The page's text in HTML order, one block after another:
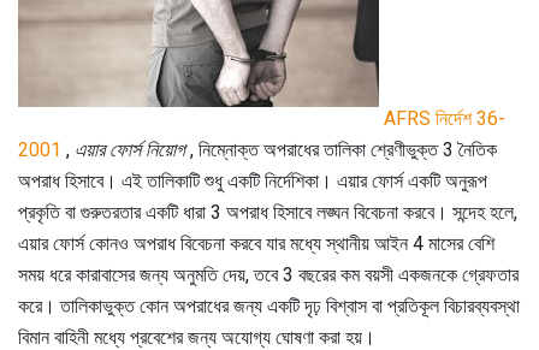
AFRS নির্দেশ 36-
2001 , এয়ার ফোর্স নিয়োগ, নিম্নোক্ত অপরাধের তালিকা শ্রেণীভুক্ত 3 নৈতিক
অপরাধ হিসাবে। এই তালিকাটি শুধু একটি নির্দেশিকা। এয়ার ফোর্স একটি অনুরূপ
প্রকৃতি বা গুরুতরতার একটি ধারা 3 অপরাধ হিসাবে লঙ্ঘন বিবেচনা করবে। সন্দেহ হলে,
এয়ার ফোর্স কোনও অপরাধ বিবেচনা করবে যার মধ্যে স্থানীয় আইন 4 মাসের বেশি
সময় ধরে কারাবাসের জন্য অনুমতি দেয়, তবে 3 বছরের কম বয়সী একজনকে গ্রেফতার
করে। তালিকাভুক্ত কোন অপরাধের জন্য একটি দৃঢ় বিশ্বাস বা প্রতিকূল বিচারব্যবস্থা
বিমান বাহিনী মধ্যে প্রবেশের জন্য অযোগ্য ঘোষণা করা হয়।